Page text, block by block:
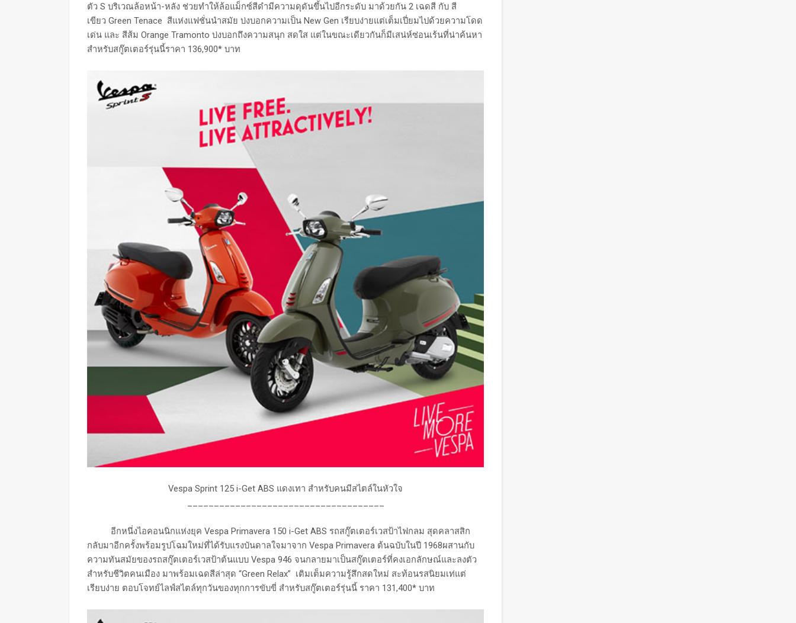
ตัว S บริเวณล้อหน้า-หลัง ช่วยทำให้ล้อแม็กซ์สีดำมีความดุดันขึ้นไปอีกระดับ มาด้วยกัน 2 เฉดสี กับ สี
เขียว Green Tenace สีแห่งแฟชั่นนำสมัย บ่งบอกความเป็น New Gen เรียบง่ายแต่เต็มเปี่ยมไปด้วยความโดด
เด่น และ สีส้ม Orange Tramonto บ่งบอกถึงความสนุก สดใส แต่ในขณะเดียวกันก็มีเสน่ห์ซ่อนเร้นที่น่าค้นหา
สำหรับสกู๊ตเตอร์รุ่นนี้ราคา 136,900* บาท
Vespa Sprint 125 i-Get ABS แดงเทา สำหรับคนมีสไตล์ในหัวใจ
อีกหนึ่งไอคอนนิกแห่งยุค Vespa Primavera 150 i-Get ABS รถสกู๊ตเตอร์เวสป้าไฟกลม สุดคลาสสิก
กลับมาอีกครั้งพร้อมรูปโฉมใหม่ที่ได้รับแรงบันดาลใจมาจาก Vespa Primavera ต้นฉบับในปี 1968ผสานกับ
ความทันสมัยของรถสกู๊ตเตอร์เวสป้าต้นแบบ Vespa 946 จนกลายมาเป็นสกู๊ตเตอร์ที่คงเอกลักษณ์และลงตัว
สำหรับชีวิตคนเมือง มาพร้อมเฉดสีล่าสุด “Green Relax” เติมเต็มความรู้สึกสดใหม่ สะท้อนรสนิยมเท่แต่
เรียบง่าย ตอบโจทย์ไลฟ์สไตล์ทุกวันของทุกการขับขี่ สำหรับสกู๊ตเตอร์รุ่นนี้ ราคา 131,400* บาท